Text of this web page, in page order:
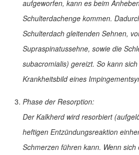
aufgeworfen, kann es beim
Schulterdachenge kommen.
Schulterdach gleitenden Sehnen,
Supraspinatussehne, sowie die
subacromialis) gereizt. So kann
Krankheitsbild eines
Phase der Resorption:
Der Kalkherd wird resorbiert
heftigen Entzündungsreaktion
Schmerzen führen kann. Wenn